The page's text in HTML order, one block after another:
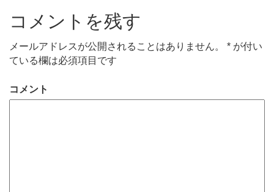
コメントを残す
メールアドレスが公開されることはありません。 * が付い
ている欄は必須項目です
コメント